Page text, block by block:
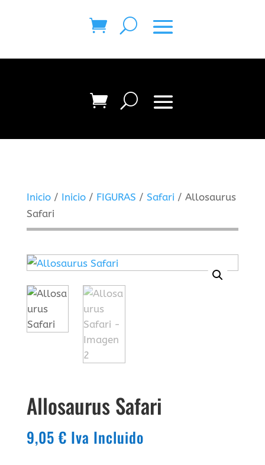
Inicio/ Inicio/ FIGURAS / Safari / Allosaurus
Safari
Allosaurus Safari
9,05 € Iva Incluido